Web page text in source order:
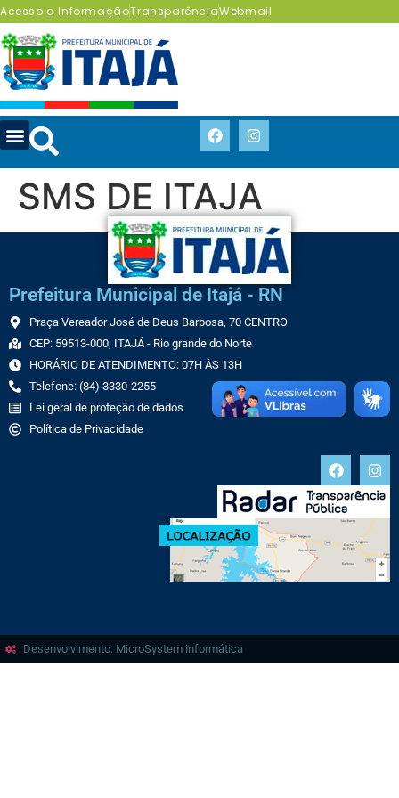
Acesso a InformaçãoTransparênciaWebmail
SMS DE ITAJA
Prefeitura Municipal de Itajá - RN
Praça Vereador José de Deus Barbosa, 70 CENTRO
CEP: 59513-000, ITAJÁ - Rio grande do Norte
HORÁRIO DE ATENDIMENTO: 07H ÀS 13H
Telefone: (84) 3330-2255
Lei geral de proteção de dados
Política de Privacidade
Desenvolvimento: MicroSystem informática